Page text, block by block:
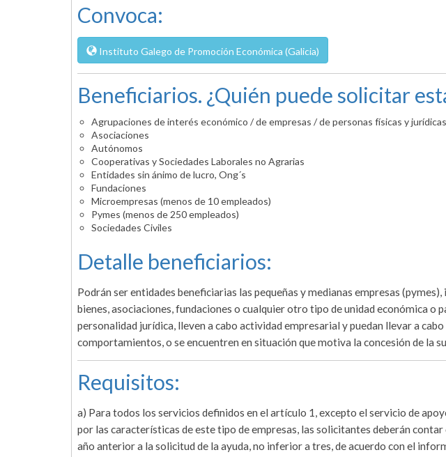
Convoca:
Instituto Galego de Promoción Económica (Galicia)
Beneficiarios. ¿Quién puede solicitar
Agrupaciones de interés económico / de empresas / de personas físicas y jurídicas
Asociaciones
Autónomos
Cooperativas y Sociedades Laborales no Agrarias
Entidades sin ánimo de lucro, Ong´s
Fundaciones
Microempresas (menos de 10 empleados)
Pymes (menos de 250 empleados)
Sociedades Civiles
Detalle beneficiarios:
Podrán ser entidades beneficiarias las pequeñas y medianas empresas
bienes, asociaciones, fundaciones o cualquier otro tipo de unidad económica o
personalidad jurídica, lleven a cabo actividad empresarial y puedan llevar a
comportamientos, o se encuentren en situación que motiva la concesión de la
Requisitos:
a) Para todos los servicios definidos en el artículo 1, excepto el servicio de
por las características de este tipo de empresas, las solicitantes deberán
año anterior a la solicitud de la ayuda, no inferior a tres, de acuerdo con el